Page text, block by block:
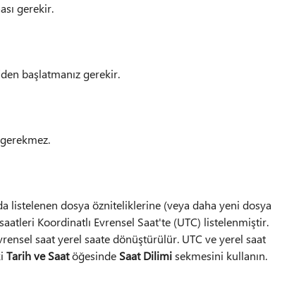
gerekir.
başlatmanız gerekir.
listelenen dosya özniteliklerine (veya daha yeni dosya
Koordinatlı Evrensel Saat'te (UTC) listelenmiştir.
saat yerel saate dönüştürülür. UTC ve yerel saat
Tarih ve Saatöğesinde Saat Dilimisekmesini kullanın.